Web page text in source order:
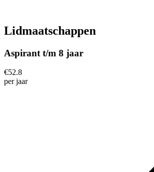
Lidmaatschappen
Aspirant t/m 8 jaar
€52.8
perjaar